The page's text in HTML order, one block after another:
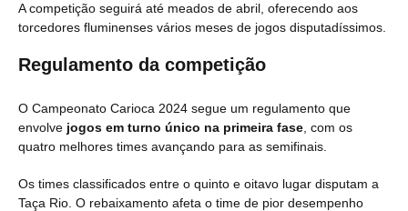
A competição seguirá até meados de abril, oferecendo aos
torcedores fluminenses vários meses de jogos disputadíssimos.
Regulamento da competição
O Campeonato Carioca 2024 segue um regulamento que
envolve jogos em turno único na primeira fase , com os
quatro melhores times avançando para as semifinais.
Os times classificados entre o quinto e oitavo lugar disputam a
Taça Rio. O rebaixamento afeta o time de pior desempenho